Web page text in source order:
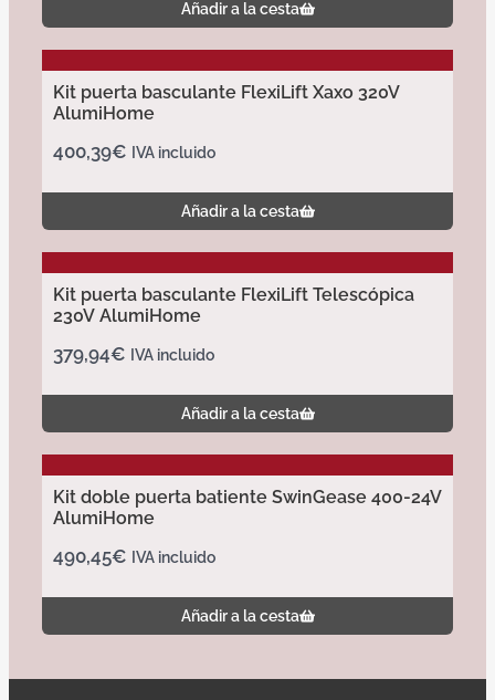
Añadir a la cesta
Kit puerta basculante FlexiLift Xaxo 320V
AlumiHome
400,39€ IVA incluido
Añadir a la cesta
Kit puerta basculante FlexiLift Telescópica
230V AlumiHome
379,94€ IVA incluido
Añadir a la cesta
Kit doble puerta batiente SwinGease 400-24V
AlumiHome
490,45€ IVA incluido
Añadir a la cesta